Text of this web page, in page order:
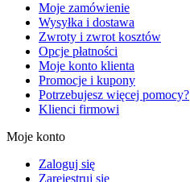
Moje zamówienie
Wysyłka i dostawa
Zwroty i zwrot kosztów
Opcje płatności
Moje konto klienta
Promocje i kupony
Potrzebujesz więcej pomocy?
Klienci firmowi
Moje konto
Zaloguj się
Zarejestruj się